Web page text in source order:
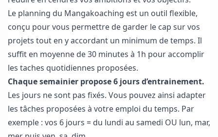
Le planning du Mangakoaching est un outil flexible,
conçu pour vous permettre de garder le cap sur vos
projets tout en y accordant un minimum de temps. Il
suffit en moyenne de 30 minutes à 1h pour accomplir
les taches quotidiennes proposées.
Chaque semainier propose 6 jours d’entrainement.
Les jours ne sont pas fixés. Vous pouvez ainsi adapter
les tâches proposées à votre emploi du temps. Par
exemple : vos 6 jours = du lundi au samedi OU lun, mar,